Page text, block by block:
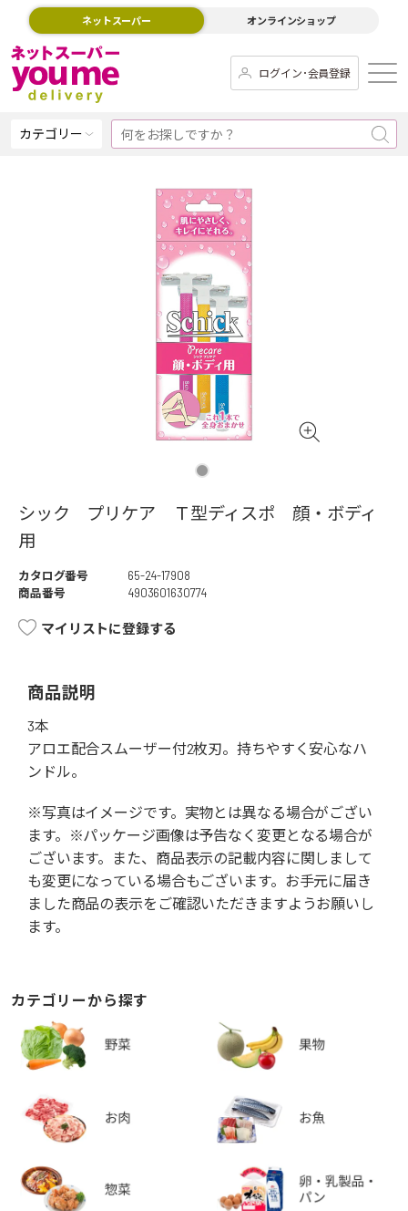
ネットスーパー オンラインショップ
ログイン･会員登録
カテゴリー
シック プリケア Ｔ型ディスポ 顔・ボディ
用
カタログ番号
65-24-17908
商品番号
4903601630774
マイリストに登録する
商品説明
3本
アロエ配合スムーザー付2枚刃。持ちやすく安心なハ
ンドル。
※写真はイメージです。実物とは異なる場合がござい
ます。※パッケージ画像は予告なく変更となる場合が
ございます。また、商品表示の記載内容に関しまして
も変更になっている場合もございます。お手元に届き
ました商品の表示をご確認いただきますようお願いし
ます。
カテゴリーから探す